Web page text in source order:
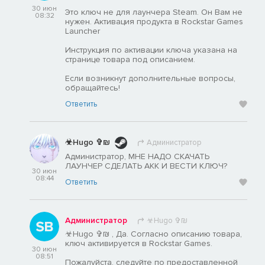
30 июн
08:32
Это ключ не для лаунчера Steam. Он Вам не
нужен. Активация продукта в Rockstar Games
Launcher
Инструкция по активации ключа указана на
странице товара под описанием.
Если возникнут дополнительные вопросы,
обращайтесь!
Ответить
30 июн
08:44
☣Hugo ✞₪ Администратор
Администратор, МНЕ НАДО СКАЧАТЬ
ЛАУНЧЕР СДЕЛАТЬ АКК И ВЕСТИ КЛЮЧ?
Ответить
30 июн
08:51
Администратор ☣Hugo ✞₪
☣Hugo ✞₪ , Да. Согласно описанию товара,
ключ активируется в Rockstar Games.
Пожалуйста, следуйте по предоставленной